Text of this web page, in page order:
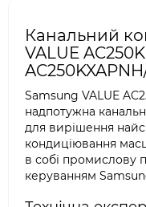
Канальний
VALUE
Samsung VALUE
надпотужна
для вирішення
кондиціювання
в собі промислову
керуванням